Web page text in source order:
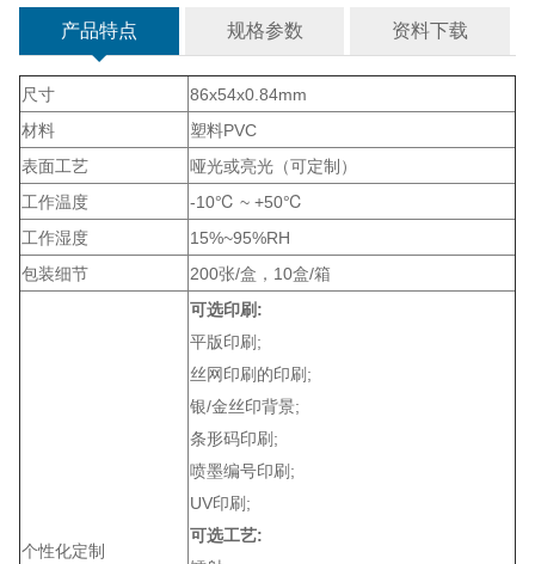
产品特点 规格参数 资料下载
尺寸
86x54x0.84mm
材料
塑料PVC
表面工艺
哑光或亮光（可定制）
工作温度
-10℃ ~ +50℃
工作湿度
15%~95%RH
包装细节
200张/盒，10盒/箱
个性化定制
可选印刷:
平版印刷;
丝网印刷的印刷;
银/金丝印背景;
条形码印刷;
喷墨编号印刷;
UV印刷;
可选工艺: